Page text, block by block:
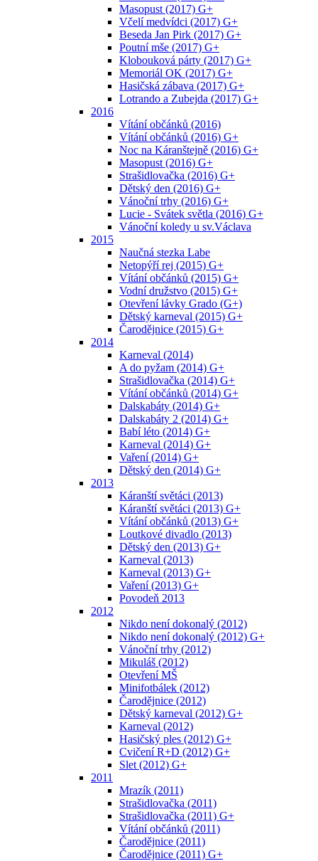
Masopust (2017) G+
Včelí medvídci (2017) G+
Beseda Jan Pirk (2017) G+
Poutní mše (2017) G+
Klobouková párty (2017) G+
Memoriál OK (2017) G+
Hasičská zábava (2017) G+
Lotrando a Zubejda (2017) G+
2016
Vítání občánků (2016)
Vítání občánků (2016) G+
Noc na Káranštejně (2016) G+
Masopust (2016) G+
Strašidlovačka (2016) G+
Dětský den (2016) G+
Vánoční trhy (2016) G+
Lucie - Svátek světla (2016) G+
Vánoční koledy u sv.Václava
2015
Naučná stezka Labe
Netopýří rej (2015) G+
Vítání občánků (2015) G+
Vodní družstvo (2015) G+
Otevření lávky Grado (G+)
Dětský karneval (2015) G+
Čarodějnice (2015) G+
2014
Karneval (2014)
A do pyžam (2014) G+
Strašidlovačka (2014) G+
Vítání občánků (2014) G+
Dalskabáty (2014) G+
Dalskabáty 2 (2014) G+
Babí léto (2014) G+
Karneval (2014) G+
Vaření (2014) G+
Dětský den (2014) G+
2013
Káranští světáci (2013)
Káranští světáci (2013) G+
Vítání občánků (2013) G+
Loutkové divadlo (2013)
Dětský den (2013) G+
Karneval (2013)
Karneval (2013) G+
Vaření (2013) G+
Povodeň 2013
2012
Nikdo není dokonalý (2012)
Nikdo není dokonalý (2012) G+
Vánoční trhy (2012)
Mikuláš (2012)
Otevření MŠ
Minifotbálek (2012)
Čarodějnice (2012)
Dětský karneval (2012) G+
Karneval (2012)
Hasičský ples (2012) G+
Cvičení R+D (2012) G+
Slet (2012) G+
2011
Mrazík (2011)
Strašidlovačka (2011)
Strašidlovačka (2011) G+
Vítání občánků (2011)
Čarodějnice (2011)
Čarodějnice (2011) G+